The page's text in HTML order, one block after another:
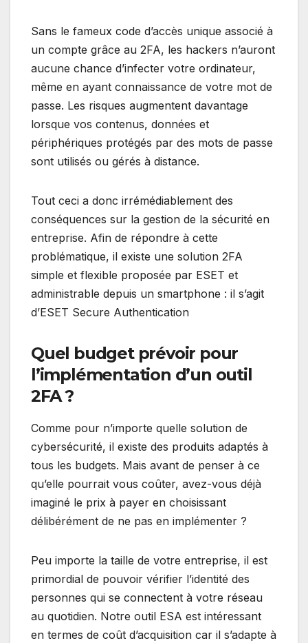
Sans le fameux code d’accès unique associé à
un compte grâce au 2FA, les hackers n’auront
aucune chance d’infecter votre ordinateur,
même en ayant connaissance de votre mot de
passe. Les risques augmentent davantage
lorsque vos contenus, données et
périphériques protégés par des mots de passe
sont utilisés ou gérés à distance.
Tout ceci a donc irrémédiablement des
conséquences sur la gestion de la sécurité en
entreprise. Afin de répondre à cette
problématique, il existe une solution 2FA
simple et flexible proposée par ESET et
administrable depuis un smartphone : il s’agit
d’ESET Secure Authentication
Quel budget prévoir pour
l’implémentation d’un outil
2FA ?
Comme pour n’importe quelle solution de
cybersécurité, il existe des produits adaptés à
tous les budgets. Mais avant de penser à ce
qu’elle pourrait vous coûter, avez-vous déjà
imaginé le prix à payer en choisissant
délibérément de ne pas en implémenter ?
Peu importe la taille de votre entreprise, il est
primordial de pouvoir vérifier l’identité des
personnes qui se connectent à votre réseau
au quotidien. Notre outil ESA est intéressant
en termes de coût d’acquisition car il s’adapte à